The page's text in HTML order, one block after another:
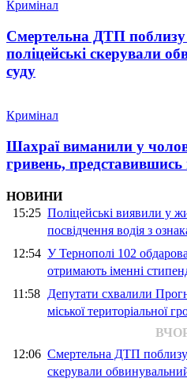
Кримінал
Смертельна ДТП
поліцейські скерували
суду
Кримінал
Шахраї виманили у
гривень,
НОВИНИ
15:25 Поліцейські виявили у
посвідчення водія з
12:54 У Тернополі 102
отримають іменні
11:58 Депутати схвалили
міської територіальної
12:06 Смертельна ДТП поблизу
скерували